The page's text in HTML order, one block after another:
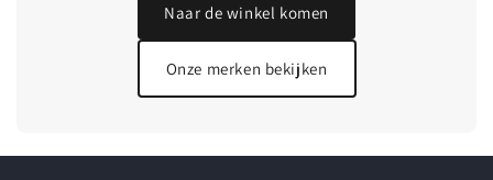
Naar de winkel komen
Onze merken bekijken